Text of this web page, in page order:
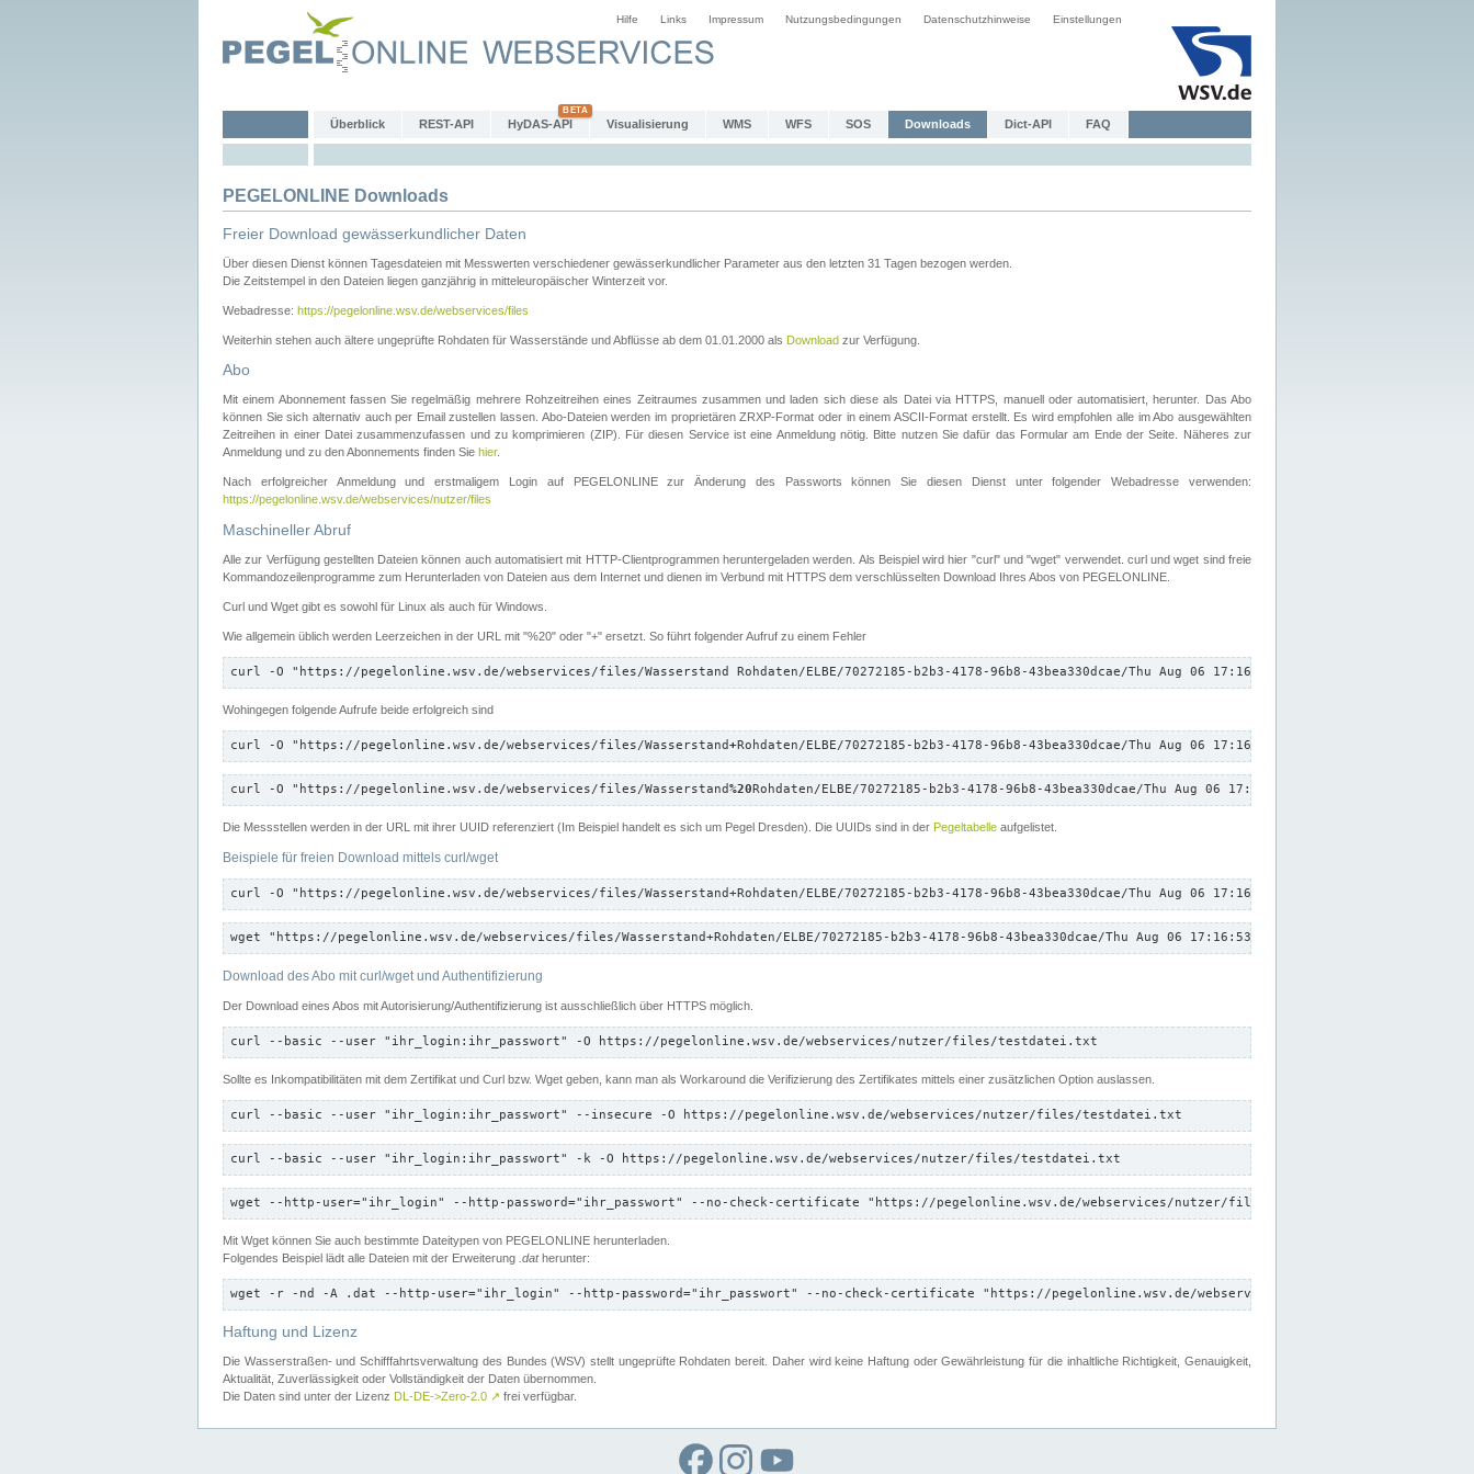
Hilfe Links Impressum Nutzungsbedingungen Datenschutzhinweise Einstellungen
Überblick REST-API HyDAS-API Visualisierung WMS WFS SOS Downloads Dict-API FAQ
PEGELONLINE Downloads
Freier Download gewässerkundlicher Daten
Über diesen Dienst können Tagesdateien mit Messwerten verschiedener gewässerkundlicher Parameter aus den letzten 31 Tagen bezogen werden.
Die Zeitstempel in den Dateien liegen ganzjährig in mitteleuropäischer Winterzeit vor.
Webadresse: https://pegelonline.wsv.de/webservices/files
Weiterhin stehen auch ältere ungeprüfte Rohdaten für Wasserstände und Abflüsse ab dem 01.01.2000 als Download zur Verfügung.
Abo
Mit einem Abonnement fassen Sie regelmäßig mehrere Rohzeitreihen eines Zeitraumes zusammen und laden sich diese als Datei via HTTPS, manuell oder automatisiert, herunter. Das Abo
können Sie sich alternativ auch per Email zustellen lassen. Abo-Dateien werden im proprietären ZRXP-Format oder in einem ASCII-Format erstellt. Es wird empfohlen alle im Abo ausgewählten
Zeitreihen in einer Datei zusammenzufassen und zu komprimieren (ZIP). Für diesen Service ist eine Anmeldung nötig. Bitte nutzen Sie dafür das Formular am Ende der Seite. Näheres zur
Anmeldung und zu den Abonnements finden Sie hier.
Nach erfolgreicher Anmeldung und erstmaligem Login auf PEGELONLINE zur Änderung des Passworts können Sie diesen Dienst unter folgender Webadresse verwenden:
https://pegelonline.wsv.de/webservices/nutzer/files
Maschineller Abruf
Alle zur Verfügung gestellten Dateien können auch automatisiert mit HTTP-Clientprogrammen heruntergeladen werden. Als Beispiel wird hier "curl" und "wget" verwendet. curl und wget sind freie
Kommandozeilenprogramme zum Herunterladen von Dateien aus dem Internet und dienen im Verbund mit HTTPS dem verschlüsselten Download Ihres Abos von PEGELONLINE.
Curl und Wget gibt es sowohl für Linux als auch für Windows.
Wie allgemein üblich werden Leerzeichen in der URL mit "%20" oder "+" ersetzt. So führt folgender Aufruf zu einem Fehler
curl -O "https://pegelonline.wsv.de/webservices/files/Wasserstand Rohdaten/ELBE/70272185-b2b3-4178-96b8-43bea330dcae/Thu Aug 06 17:16:53 CEST 2026/down.txt"
Wohingegen folgende Aufrufe beide erfolgreich sind
curl -O "https://pegelonline.wsv.de/webservices/files/Wasserstand+Rohdaten/ELBE/70272185-b2b3-4178-96b8-43bea330dcae/Thu Aug 06 17:16:53 CEST 2026/down.txt"
curl -O "https://pegelonline.wsv.de/webservices/files/Wasserstand%20Rohdaten/ELBE/70272185-b2b3-4178-96b8-43bea330dcae/Thu Aug 06 17:16:53 CEST 2026/down.txt"
Die Messstellen werden in der URL mit ihrer UUID referenziert (Im Beispiel handelt es sich um Pegel Dresden). Die UUIDs sind in der Pegeltabelle aufgelistet.
Beispiele für freien Download mittels curl/wget
curl -O "https://pegelonline.wsv.de/webservices/files/Wasserstand+Rohdaten/ELBE/70272185-b2b3-4178-96b8-43bea330dcae/Thu Aug 06 17:16:53 CEST 2026/down.txt"
wget "https://pegelonline.wsv.de/webservices/files/Wasserstand+Rohdaten/ELBE/70272185-b2b3-4178-96b8-43bea330dcae/Thu Aug 06 17:16:53 CEST 2026/down.txt"
Download des Abo mit curl/wget und Authentifizierung
Der Download eines Abos mit Autorisierung/Authentifizierung ist ausschließlich über HTTPS möglich.
curl --basic --user "ihr_login:ihr_passwort" -O https://pegelonline.wsv.de/webservices/nutzer/files/testdatei.txt
Sollte es Inkompatibilitäten mit dem Zertifikat und Curl bzw. Wget geben, kann man als Workaround die Verifizierung des Zertifikates mittels einer zusätzlichen Option auslassen.
curl --basic --user "ihr_login:ihr_passwort" --insecure -O https://pegelonline.wsv.de/webservices/nutzer/files/testdatei.txt
curl --basic --user "ihr_login:ihr_passwort" -k -O https://pegelonline.wsv.de/webservices/nutzer/files/testdatei.txt
wget --http-user="ihr_login" --http-password="ihr_passwort" --no-check-certificate "https://pegelonline.wsv.de/webservices/nutzer/files/testdatei.txt"
Mit Wget können Sie auch bestimmte Dateitypen von PEGELONLINE herunterladen.
Folgendes Beispiel lädt alle Dateien mit der Erweiterung .datherunter:
wget -r -nd -A .dat --http-user="ihr_login" --http-password="ihr_passwort" --no-check-certificate "https://pegelonline.wsv.de/webservices/nutzer/files"
Haftung und Lizenz
Die Wasserstraßen- und Schifffahrtsverwaltung des Bundes (WSV) stellt ungeprüfte Rohdaten bereit. Daher wird keine Haftung oder Gewährleistung für die inhaltliche Richtigkeit, Genauigkeit,
Aktualität, Zuverlässigkeit oder Vollständigkeit der Daten übernommen.
Die Daten sind unter der Lizenz DL-DE->Zero-2.0 ↗ frei verfügbar.